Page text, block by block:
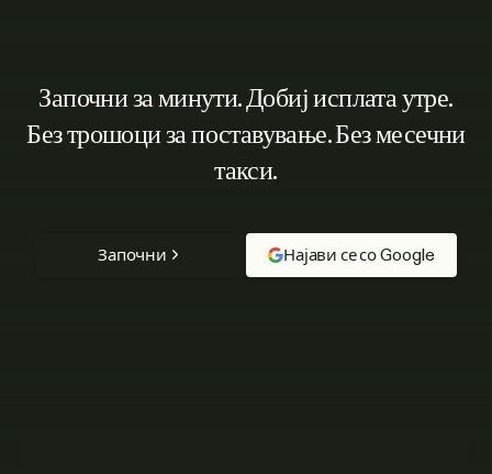
Започни за минути. Добиј исплата утре.
Без трошоци за поставување. Без месечни
такси.
Започни Најави се со Google